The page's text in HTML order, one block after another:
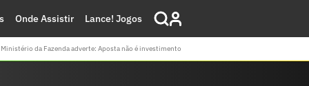
Onde Assistir Lance! Jogos
da Fazenda adverte: Aposta não é investimento